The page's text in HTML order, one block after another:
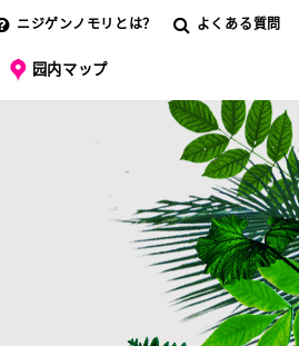
ニジゲンノモリとは？ よくある質問
园内マップ